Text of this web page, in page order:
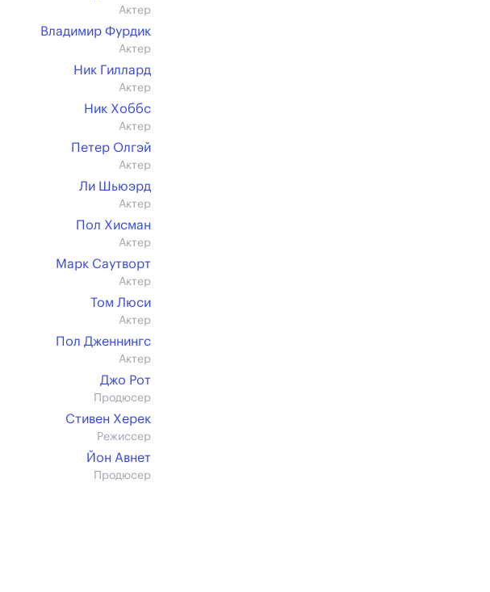
Актер
Владимир Фурдик
Актер
Ник Гиллард
Актер
Ник Хоббс
Актер
Петер Олгэй
Актер
Ли Шьюэрд
Актер
Пол Хисман
Актер
Марк Саутворт
Актер
Том Люси
Актер
Пол Дженнингс
Актер
Джо Рот
Продюсер
Стивен Херек
Режиссер
Йон Авнет
Продюсер